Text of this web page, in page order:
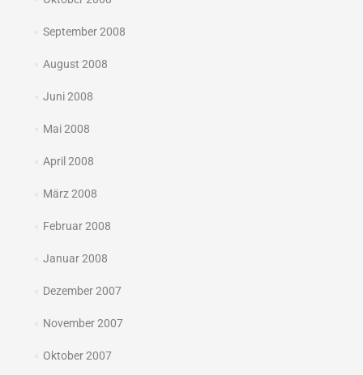
September 2008
August 2008
Juni 2008
Mai 2008
April 2008
März 2008
Februar 2008
Januar 2008
Dezember 2007
November 2007
Oktober 2007